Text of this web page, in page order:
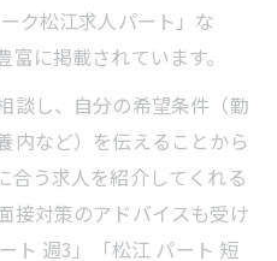
ク松江求人パート」な
に掲載されています。
談し、自分の希望条件（勤
内など）を伝えることから
合う求人を紹介してくれる
接対策のアドバイスも受け
ト 週3」「松江 パート 短